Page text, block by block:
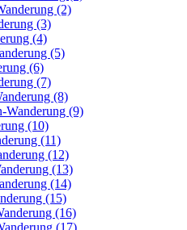
(2)
(3)
(4)
(5)
(6)
(7)
(8)
Wanderung (9)
(10)
(11)
(12)
(13)
(14)
(15)
(16)
(17)